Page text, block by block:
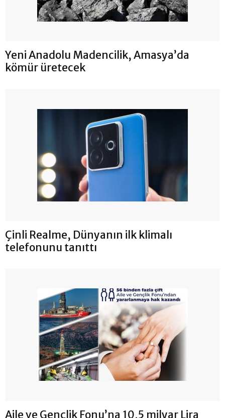
Yeni Anadolu Madencilik, Amasya’da
kömür üretecek
Çinli Realme, Dünyanın ilk klimalı
telefonunu tanıttı
Aile ve Gençlik Fonu’na 10,5 milyar Lira